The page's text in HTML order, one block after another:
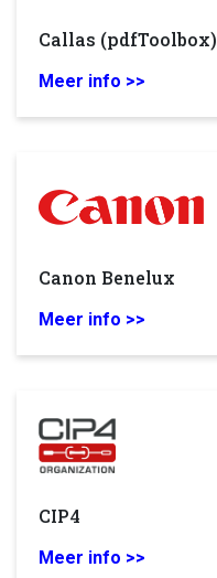
Callas (pdfToolbox)
Meer info >>
Canon Benelux
Meer info >>
CIP4
Meer info >>